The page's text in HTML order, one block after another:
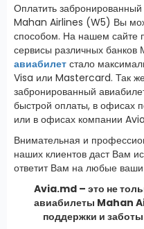
Оплатить
Mahan Airlines (W5) Вы
способом. На нашем сайте
сервисы различных
авиабилет стало
Visa или Mastercard. Так
забронированный
быстрой оплаты, в офисах
или в офисах компании
Внимательная и
наших клиентов даст Вам
ответит Вам на любые
Avia.md – это не
авиабилеты Mahan
поддержки и